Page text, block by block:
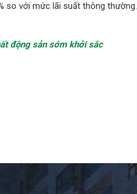
so với mức lãi suất thông thường.
động sản sớm khởi sắc